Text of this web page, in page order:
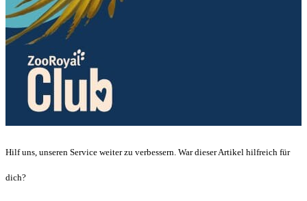
Hilf uns, unseren Service weiter zu verbessern. War dieser Artikel hilfreich für
dich?